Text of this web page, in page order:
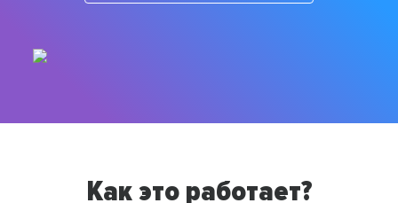
Как это работает?